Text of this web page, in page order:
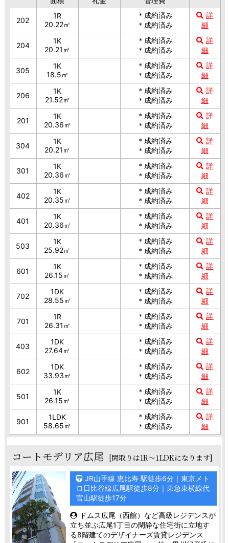
202
1R
20.22㎡
＊成約済み
＊成約済み
詳
細
204
1K
20.21㎡
＊成約済み
＊成約済み
詳
細
305
1K
18.5㎡
＊成約済み
＊成約済み
詳
細
206
1K
21.52㎡
＊成約済み
＊成約済み
詳
細
201
1K
20.36㎡
＊成約済み
＊成約済み
詳
細
304
1K
20.21㎡
＊成約済み
＊成約済み
詳
細
301
1K
20.36㎡
＊成約済み
＊成約済み
詳
細
402
1K
20.35㎡
＊成約済み
＊成約済み
詳
細
401
1K
20.36㎡
＊成約済み
＊成約済み
詳
細
503
1K
25.92㎡
＊成約済み
＊成約済み
詳
細
601
1K
26.15㎡
＊成約済み
＊成約済み
詳
細
702
1DK
28.55㎡
＊成約済み
＊成約済み
詳
細
701
1R
26.31㎡
＊成約済み
＊成約済み
詳
細
403
1DK
27.64㎡
＊成約済み
＊成約済み
詳
細
602
1DK
33.93㎡
＊成約済み
＊成約済み
詳
細
501
1K
26.15㎡
＊成約済み
＊成約済み
詳
細
901
1LDK
58.65㎡
＊成約済み
＊成約済み
詳
細
コートモデリア広尾 [間取りは1R～1LDKになります]
JR山手線 恵比寿 駅徒歩6分｜東京メト
ロ日比谷線広尾駅徒歩8分｜東急東横線代
官山駅徒歩17分
ドムス広尾（西館）など高級レジデンスが
立ち並ぶ広尾1丁目の閑静な住宅街に立地す
る8階建てのデザイナーズ賃貸レジデンス